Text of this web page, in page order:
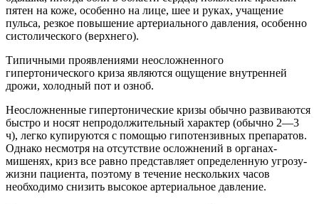
пятен на коже, особенно на лице, шее и руках, учащение
пульса, резкое повышение артериального давления, особенно
систолического (верхнего).
Типичными проявлениями неосложненного
гипертонического криза являются ощущение внутренней
дрожи, холодный пот и озноб.
Неосложненные гипертонические кризы обычно развиваются
быстро и носят непродолжительный характер (обычно 2—3
ч), легко купируются с помощью гипотензивных препаратов.
Однако несмотря на отсутствие осложнений в органах-
мишенях, криз все равно представляет определенную угрозу-
жизни пациента, поэтому в течение нескольких часов
необходимо снизить высокое артериальное давление.